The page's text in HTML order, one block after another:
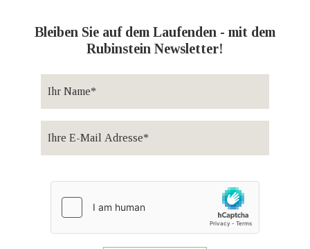
Bleiben Sie auf dem Laufenden - mit dem
Rubinstein Newsletter!